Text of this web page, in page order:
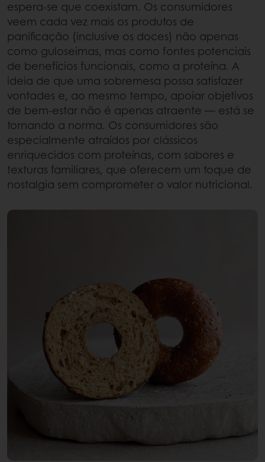
espera-se que coexistam. Os consumidores
veem cada vez mais os produtos de
panificação (inclusive os doces) não apenas
como guloseimas, mas como fontes potenciais
de benefícios funcionais, como a proteína. A
ideia de que uma sobremesa possa satisfazer
vontades e, ao mesmo tempo, apoiar objetivos
de bem-estar não é apenas atraente — está se
tornando a norma. Os consumidores são
especialmente atraídos por clássicos
enriquecidos com proteínas, com sabores e
texturas familiares, que oferecem um toque de
nostalgia sem comprometer o valor nutricional.